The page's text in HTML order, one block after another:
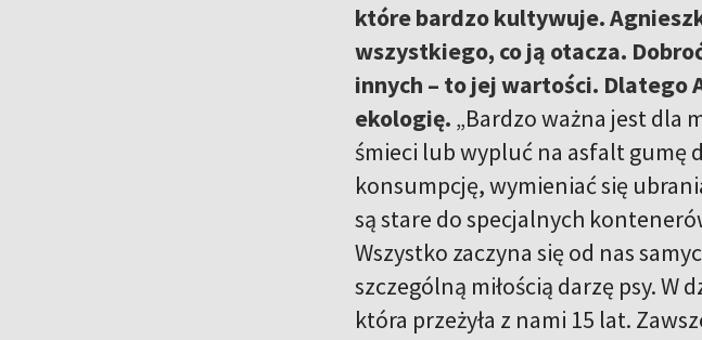
które bardzo kultywuje.
wszystkiego, co ją otacza.
innych – to jej wartości. Dlatego
ekologię. „Bardzo ważna jest dla
śmieci lub wypluć na asfalt gumę
konsumpcję, wymieniać się
są stare do specjalnych
Wszystko zaczyna się od nas
szczególną miłością darzę psy. W
która przeżyła z nami 15 lat.